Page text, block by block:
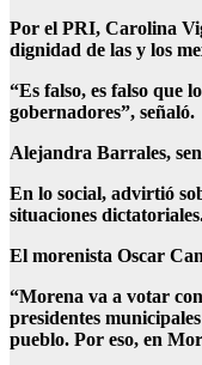
Por el PRI, Carolina
dignidad de las y los
“Es falso, es falso que
gobernadores”, señaló.
Alejandra Barrales,
En lo social, advirtió
situaciones
El morenista Oscar
“Morena va a votar
presidentes
pueblo. Por eso, en